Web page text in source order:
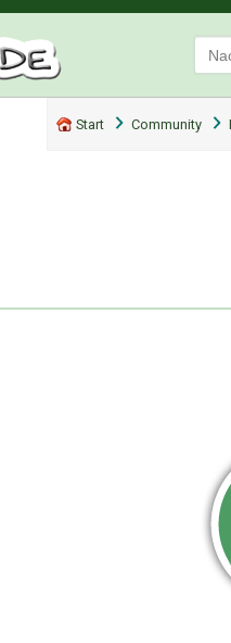
Start Community